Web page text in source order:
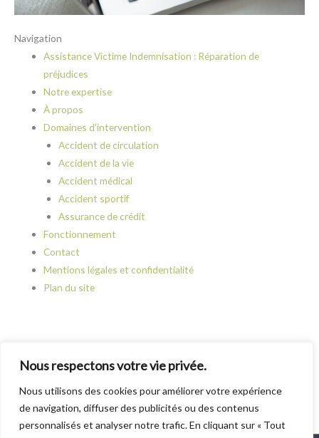
Nous respectons votre vie privée.
Nous utilisons des cookies pour améliorer votre expérience
de navigation, diffuser des publicités ou des contenus
personnalisés et analyser notre trafic. En cliquant sur « Tout
Navigation
Assistance Victime Indemnisation : Réparation de
préjudices
Notre expertise
À propos
Domaines d’intervention
Accident de circulation
Accident de la vie
Accident médical
Accident sportif
Assurance de crédit
Fonctionnement
Contact
Mentions légales et confidentialité
Plan du site
ENTRONS EN CONTACT